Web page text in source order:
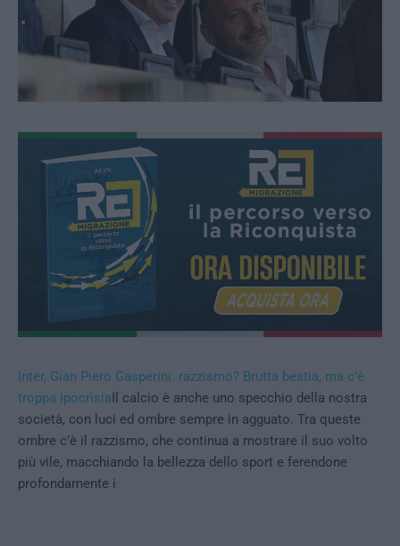
Inter, Gian Piero Gasperini: razzismo? Brutta bestia, ma c’è
troppa ipocrisia Il calcio è anche uno specchio della nostra
società, con luci ed ombre sempre in agguato. Tra queste
ombre c’è il razzismo, che continua a mostrare il suo volto
più vile, macchiando la bellezza dello sport e ferendone
profondamente i